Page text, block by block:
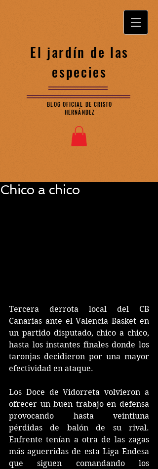
El jardín de las
especies
BLOG OFICIAL DE CRISTO
HERNÁNDEZ
Chico a chico
Tercera derrota local del CB
Canarias ante el Valencia Basket en
un partido disputado, chico a chico,
hasta los instantes finales donde los
taronjas decidieron por una mayor
efectividad en ataque.
Los Doce de Vidorreta volvieron a
ofrecer un buen trabajo en defensa
provocando hasta veintiuna
pérdidas de balón de su rival.
Enfrente tenían a otra de las zagas
más aguerridas de esta Liga Endesa
que siguen comandando los